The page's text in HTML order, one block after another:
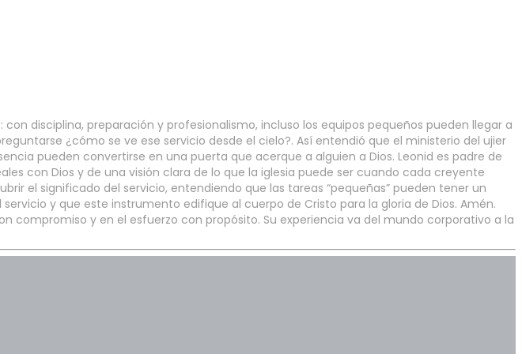
disciplina, preparación y profesionalismo, incluso los equipos pequeños pueden llegar a
¿cómo se ve ese servicio desde el cielo?. Así entendió que el ministerio del ujier
pueden convertirse en una puerta que acerque a alguien a Dios. Leonid es padre de
con Dios y de una visión clara de lo que la iglesia puede ser cuando cada creyente
el significado del servicio, entendiendo que las tareas “pequeñas” pueden tener un
y que este instrumento edifique al cuerpo de Cristo para la gloria de Dios. Amén.
compromiso y en el esfuerzo con propósito. Su experiencia va del mundo corporativo a la